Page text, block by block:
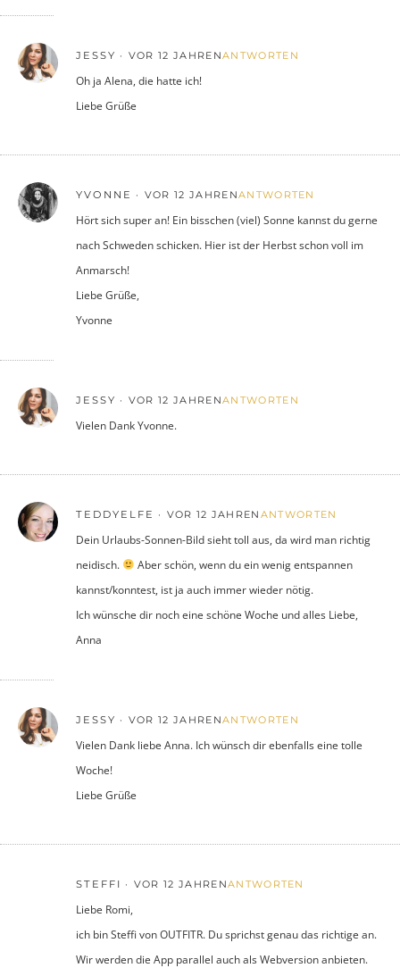
JESSY VOR 12 JAHRENANTWORTEN
Oh ja Alena, die hatte ich!
Liebe Grüße
YVONNE VOR 12 JAHRENANTWORTEN
Hört sich super an! Ein bisschen (viel) Sonne kannst du gerne
nach Schweden schicken. Hier ist der Herbst schon voll im
Anmarsch!
Liebe Grüße,
Yvonne
JESSY VOR 12 JAHRENANTWORTEN
Vielen Dank Yvonne.
TEDDYELFE VOR 12 JAHREN ANTWORTEN
Dein Urlaubs-Sonnen-Bild sieht toll aus, da wird man richtig
neidisch.
Aber schön, wenn du ein wenig entspannen
kannst/konntest, ist ja auch immer wieder nötig.
Ich wünsche dir noch eine schöne Woche und alles Liebe,
Anna
JESSY VOR 12 JAHRENANTWORTEN
Vielen Dank liebe Anna. Ich wünsch dir ebenfalls eine tolle
Woche!
Liebe Grüße
STEFFI VOR 12 JAHRENANTWORTEN
Liebe Romi,
ich bin Steffi von OUTFITR. Du sprichst genau das richtige an.
Wir werden die App parallel auch als Webversion anbieten.